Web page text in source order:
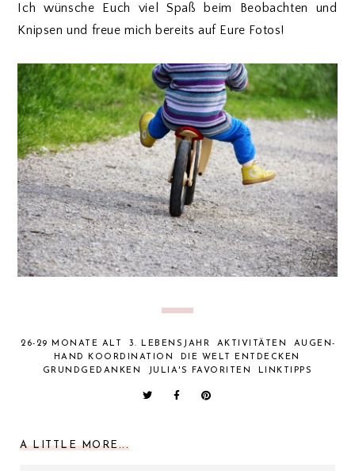
Ich wünsche Euch viel Spaß beim Beobachten und
Knipsen und freue mich bereits auf Eure Fotos!
26-29 MONATE ALT 3. LEBENSJAHR AKTIVITÄTEN
AUGEN-
HAND KOORDINATION
DIE WELT ENTDECKEN
GRUNDGEDANKEN
JULIA'S FAVORITEN LINKTIPPS
A LITTLE MORE...